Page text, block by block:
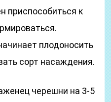
приспособиться к
плодоносить
сорт насаждения.
черешни на 3-5